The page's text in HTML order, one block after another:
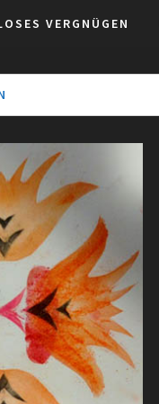
VERGNÜGEN